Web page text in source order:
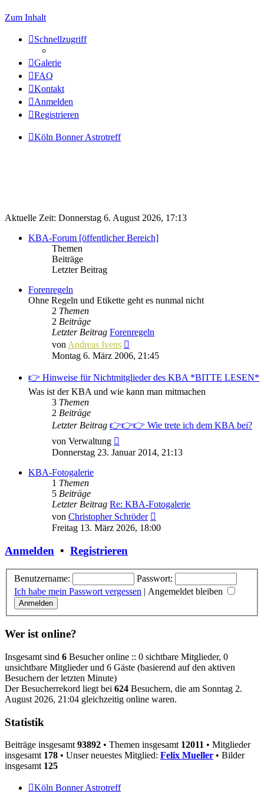
Zum Inhalt
Schnellzugriff
Galerie
FAQ
Kontakt
Anmelden
Registrieren
Köln Bonner Astrotreff
Aktuelle Zeit: Donnerstag 6. August 2026, 17:13
KBA-Forum [öffentlicher Bereich]
Themen
Beiträge
Letzter Beitrag
Forenregeln
Ohne Regeln und Etikette geht es nunmal nicht
2 Themen
2 Beiträge
Letzter Beitrag Forenregeln
vonAndreas Ivens
Beitrag
Montag 6. März 2006, 21:45
👉 Hinweise für Nichtmitglieder des KBA *BITTE LESEN*
Was ist der KBA und wie kann man mitmachen
3 Themen
2 Beiträge
Letzter Beitrag 👉👉👉 Wie trete ich dem KBA bei?
von Verwaltung
Beitrag
Donnerstag 23. Januar 2014, 21:13
KBA-Fotogalerie
1 Themen
5 Beiträge
Letzter Beitrag Re: KBA-Fotogalerie
von Christopher Schröder
Beitrag
Freitag 13. März 2026, 18:00
Anmelden • Registrieren
Benutzername:
Passwort:
Ich habe mein Passwort vergessen
Angemeldet bleiben
Wer ist online?
Insgesamt sind 6 Besucher online :: 0 sichtbare Mitglieder, 0
unsichtbare Mitglieder und 6 Gäste (basierend auf den aktiven
Besuchern der letzten Minute)
Der Besucherrekord liegt bei 624 Besuchern, die am Sonntag 2.
August 2026, 21:04 gleichzeitig online waren.
Statistik
Beiträge insgesamt 93892 • Themen insgesamt 12011 • Mitglieder
insgesamt 178 • Unser neuestes Mitglied: Felix Mueller • Bilder
insgesamt 125
Köln Bonner Astrotreff